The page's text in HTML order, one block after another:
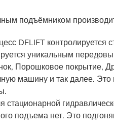
подъёмником
DFLIFT контролируется
уникальным
Порошковое покрытие,
машину и так далее. Это
стационарной
подъема нет. Это